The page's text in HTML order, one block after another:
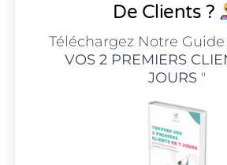
De Clients ?
Téléchargez Notre Guide
VOS 2 PREMIERS
JOURS"